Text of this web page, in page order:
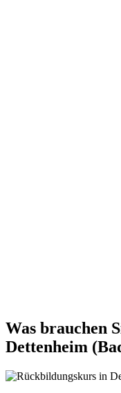
Was brauchen
Dettenheim